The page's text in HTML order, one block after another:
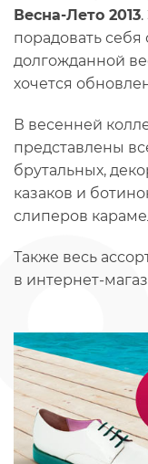
Весна-Лето 2013
порадовать
долгожданной
хочется
В весенней
представлены
брутальных,
казаков и
слиперов
Также весь
в интернет-